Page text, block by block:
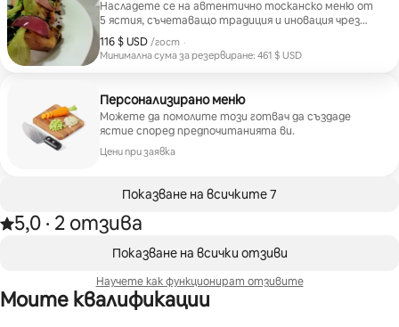
Насладете се на автентично тосканско меню от
5 ястия, съчетаващо традиция и иновация чрез
внимателно подбрани местни продукти.
Използвайте ваучера ESTATECHEF26, за да получите
40% отстъпка до максимум 100 EUR за резервации,
116 $ USD /гост
116 $ USD на гост ·
Минимална сума за резервиране: 461 $ USD
Персонализирано меню
Можете да помолите този готвач да създаде
ястие според предпочитанията ви.
Цени при заявка
Показване на всичките 7
5,0 от 5 звезди от 2 отзива
5,0
, · 2 отзива
Показване на 0 от 0 елемента
Показване на всички отзиви
Научете как функционират отзивите
Моите квалификации